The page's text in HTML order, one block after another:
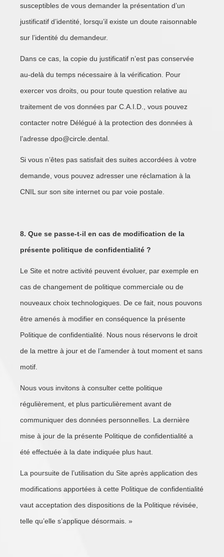
susceptibles de vous demander la présentation d’un
justificatif d’identité, lorsqu’il existe un doute raisonnable
sur l’identité du demandeur.
Dans ce cas, la copie du justificatif n’est pas conservée
au-delà du temps nécessaire à la vérification. Pour
exercer vos droits, ou pour toute question relative au
traitement de vos données par C.A.I.D., vous pouvez
contacter notre Délégué à la protection des données à
l’adresse dpo@circle.dental.
Si vous n’êtes pas satisfait des suites accordées à votre
demande, vous pouvez adresser une réclamation à la
CNIL sur son site internet ou par voie postale.
8. Que se passe-t-il en cas de modification de la
présente politique de confidentialité ?
Le Site et notre activité peuvent évoluer, par exemple en
cas de changement de politique commerciale ou de
nouveaux choix technologiques. De ce fait, nous pouvons
être amenés à modifier en conséquence la présente
Politique de confidentialité. Nous nous réservons le droit
de la mettre à jour et de l’amender à tout moment et sans
motif.
Nous vous invitons à consulter cette politique
régulièrement, et plus particulièrement avant de
communiquer des données personnelles. La dernière
mise à jour de la présente Politique de confidentialité a
été effectuée à la date indiquée plus haut.
La poursuite de l’utilisation du Site après application des
modifications apportées à cette Politique de confidentialité
vaut acceptation des dispositions de la Politique révisée,
telle qu’elle s’applique désormais. »